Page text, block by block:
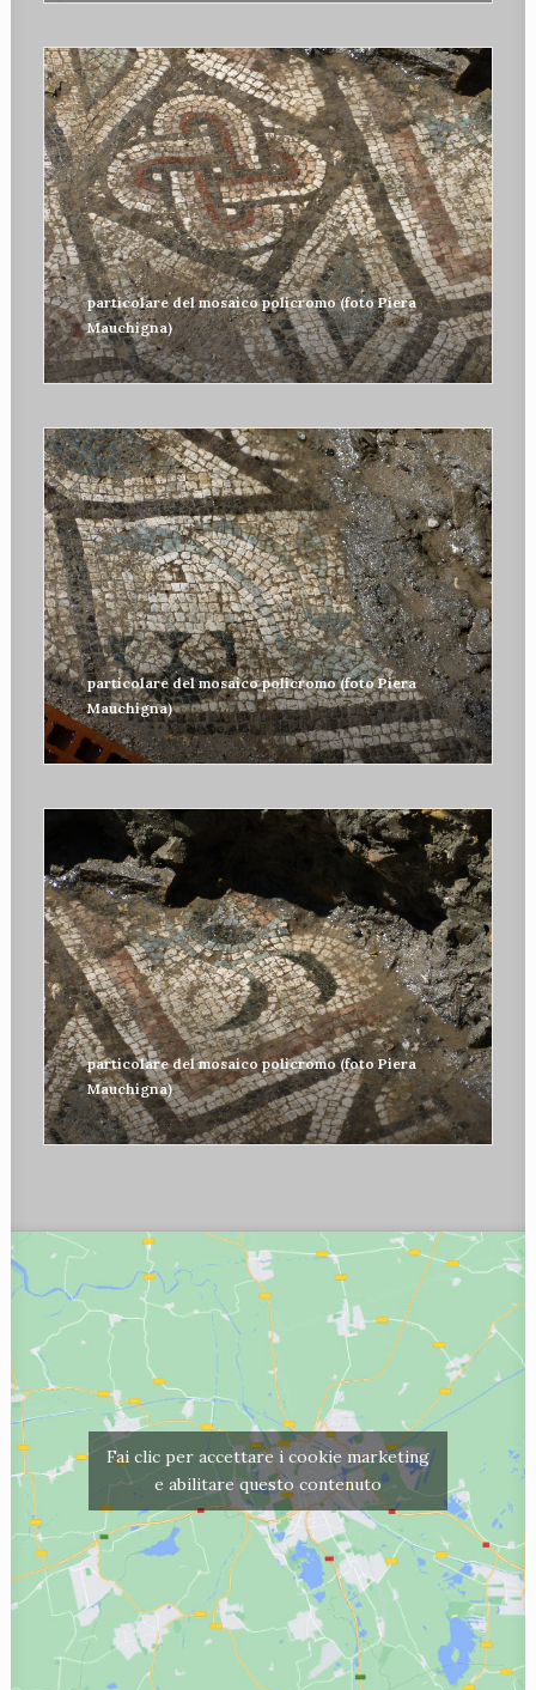
particolare del mosaico policromo (foto Piera
Mauchigna)
particolare del mosaico policromo (foto Piera
Mauchigna)
particolare del mosaico policromo (foto Piera
Mauchigna)
Fai clic per accettare i cookie marketing
e abilitare questo contenuto